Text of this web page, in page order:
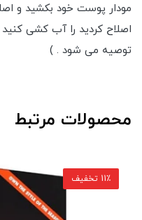
مودار پوست خود بکشید و
اصلاح کردید را آب کشی کنید
توصیه می شود . )
محصولات مرتبط
11٪ تخفیف